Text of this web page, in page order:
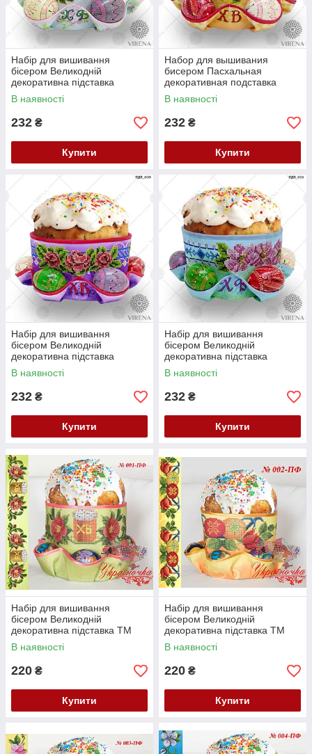
Набір для вишивання
бісером Великодній
декоративна підставка
ПДП-007
В наявності
232 ₴
Купити
Набор для вышивания
бисером Пасхальная
декоративная подставка
ПДП-008
В наявності
232 ₴
Купити
Набір для вишивання
бісером Великодній
декоративна підставка
ПДП-009
В наявності
232 ₴
Купити
Набір для вишивання
бісером Великодній
декоративна підставка
ПДП-010
В наявності
232 ₴
Купити
Набір для вишивання
бісером Великодній
декоративна підставка ТМ
Україночка 001-ПФ
В наявності
220 ₴
Купити
Набір для вишивання
бісером Великодній
декоративна підставка ТМ
Україночка 002-ПФ
В наявності
220 ₴
Купити